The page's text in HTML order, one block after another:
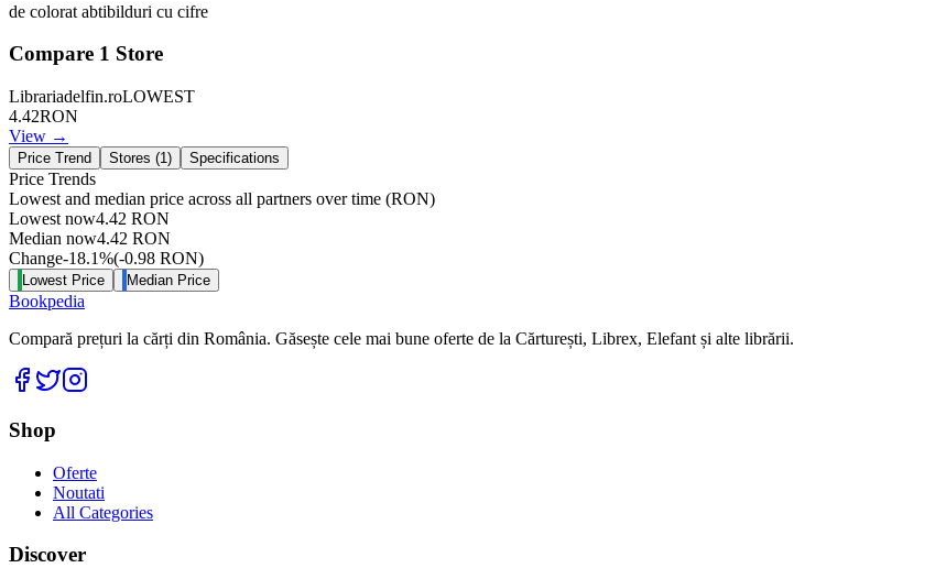
de colorat abtibilduri cu cifre
Compare 1 Store
Librariadelfin.roLOWEST
4.42RON
View →
Price Trend Stores (1) Specifications
Price Trends
Lowest and median price across all partners over time (RON)
Lowest now4.42 RON
Median now4.42 RON
Change-18.1%(-0.98 RON)
Lowest Price Median Price
Bookpedia
Compară prețuri la cărți din România. Găsește cele mai bune oferte de la Cărturești, Librex, Elefant și alte librării.
Facebook
Twitter
Shop
Oferte
Noutati
All Categories
Discover